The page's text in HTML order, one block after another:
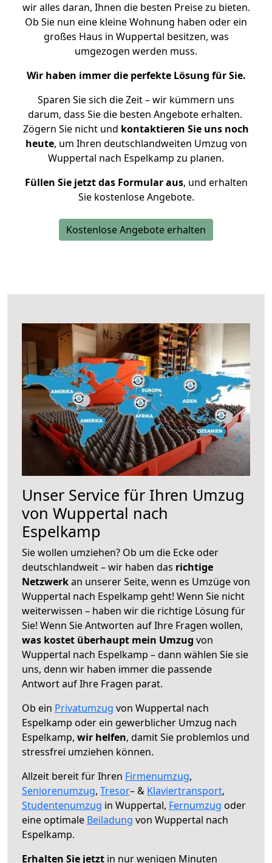
wir alles daran, Ihnen die besten Preise zu bieten.
Ob Sie nun eine kleine Wohnung haben oder ein
großes Haus in Wuppertal besitzen, was
umgezogen werden muss.
Wir haben immer die perfekte Lösung für Sie.
Sparen Sie sich die Zeit – wir kümmern uns
darum, dass Sie die besten Angebote erhalten.
Zögern Sie nicht und kontaktieren Sie uns noch
heute, um Ihren deutschlandweiten Umzug von
Wuppertal nach Espelkamp zu planen.
Füllen Sie jetzt das Formular aus, und erhalten
Sie kostenlose Angebote.
Kostenlose Angebote erhalten
Unser Service für Ihren Umzug
von Wuppertal nach
Espelkamp
Sie wollen umziehen? Ob um die Ecke oder
deutschlandweit – wir haben das richtige
Netzwerkan unserer Seite, wenn es Umzüge von
Wuppertal nach Espelkamp geht! Wenn Sie nicht
weiterwissen – haben wir die richtige Lösung für
Sie! Wenn Sie Antworten auf Ihre Fragen wollen,
was kostet überhaupt mein Umzug von
Wuppertal nach Espelkamp – dann wählen Sie sie
uns, denn wir haben immer die passende
Antwort auf Ihre Fragen parat.
Ob ein Privatumzug von Wuppertal nach
Espelkamp oder ein gewerblicher Umzug nach
Espelkamp, wir helfen, damit Sie problemlos und
stressfrei umziehen können.
Allzeit bereit für Ihren Firmenumzug,
Seniorenumzug, Tresor– & Klaviertransport,
Studentenumzug in Wuppertal, Fernumzug oder
eine optimale Beiladung von Wuppertal nach
Espelkamp.
Erhalten Sie jetzt in nur wenigen Minuten